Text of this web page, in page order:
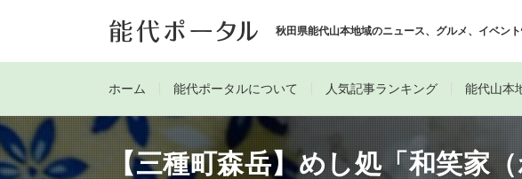
秋田県能代山本地域のニュース、グルメ、イベン
ホーム 能代ポータルについて 人気記事ランキング 能代山本
【三種町森岳】めし処「和笑家